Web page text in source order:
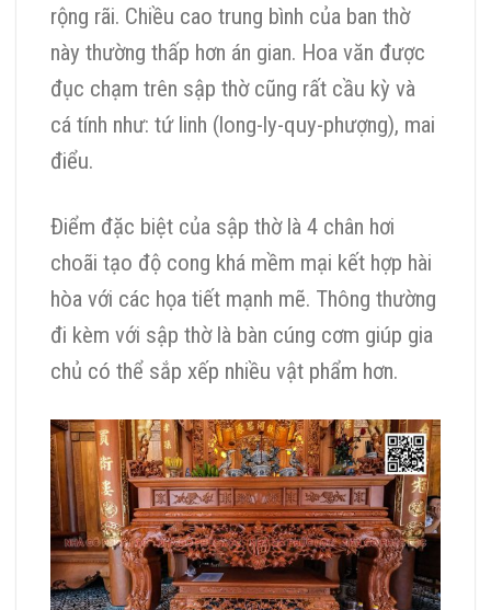
rộng rãi. Chiều cao trung bình của ban thờ
này thường thấp hơn án gian. Hoa văn được
đục chạm trên sập thờ cũng rất cầu kỳ và
cá tính như: tứ linh (long-ly-quy-phượng), mai
điểu.
Điểm đặc biệt của sập thờ là 4 chân hơi
choãi tạo độ cong khá mềm mại kết hợp hài
hòa với các họa tiết mạnh mẽ. Thông thường
đi kèm với sập thờ là bàn cúng cơm giúp gia
chủ có thể sắp xếp nhiều vật phẩm hơn.